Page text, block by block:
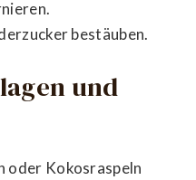
bestäuben.
und
oder Kokosraspeln